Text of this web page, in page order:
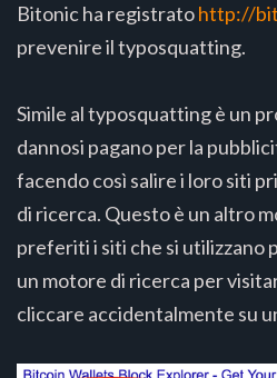
Bitonic ha registratohttp://
prevenire il typosquatting.
Simile al typosquatting è un
dannosi pagano per la
facendo così salire i loro siti
di ricerca. Questo è un altro
preferiti i siti che si utilizzano
un motore di ricerca per
cliccare accidentalmente su